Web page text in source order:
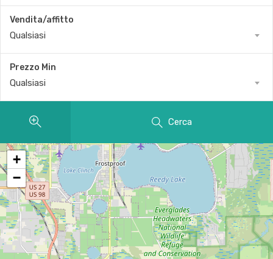
Vendita/affitto
Qualsiasi
Prezzo Min
Qualsiasi
Cerca
+
−